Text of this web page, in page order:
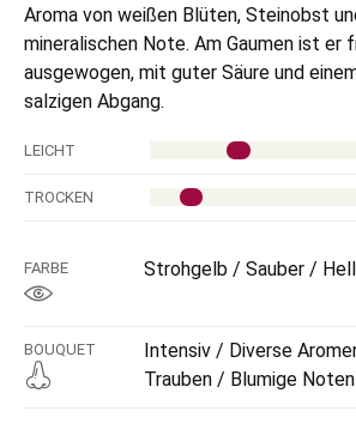
Aroma von weißen Blüten, Steinobst
mineralischen Note. Am Gaumen ist er
ausgewogen, mit guter Säure und
salzigen Abgang.
LEICHT
TROCKEN
FARBE Strohgelb / Sauber / Hell
BOUQUET
Intensiv / Diverse
Trauben / Blumige